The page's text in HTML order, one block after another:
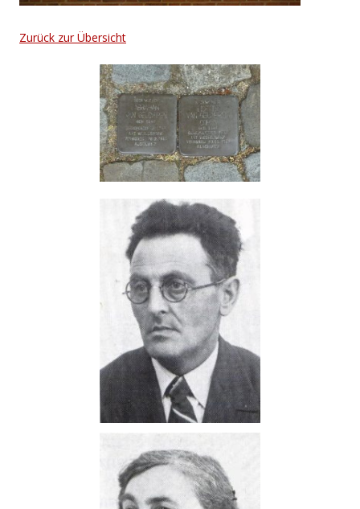
Zurück zur Übersicht